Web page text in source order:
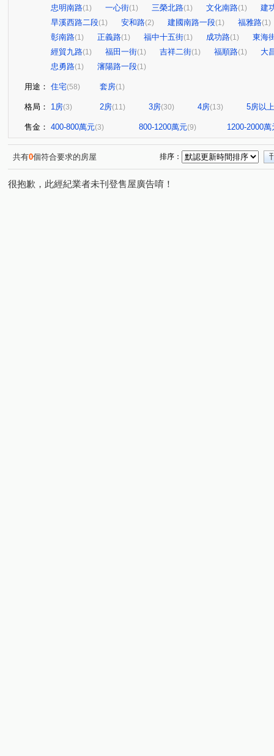
忠明南路(1) 一心街(1) 三榮北路(1) 文化南路(1)
建
旱溪西路二段(1) 安和路(2) 建國南路一段(1) 福雅路(1)
彰南路(1) 正義路(1) 福中十五街(1) 成功路(1)
東海
經貿九路(1) 福田一街(1) 吉祥二街(1) 福順路(1)
大
忠勇路(1) 瀋陽路一段(1)
用途： 住宅(58) 套房(1)
格局： 1房(3) 2房(11) 3房(30) 4房(13) 5房以上
售金： 400-800萬元(3) 800-1200萬元(9) 1200-2000萬
共有0個符合要求的房屋 排序：
很抱歉，此經紀業者未刊登售屋廣告唷！